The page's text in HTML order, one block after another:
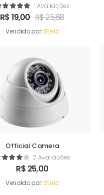
1 Avaliações
R$19,00 R$25,88
Vendido por: Stelio
Official Camera
2 Avaliações
R$25,00
Vendido por: Stelio